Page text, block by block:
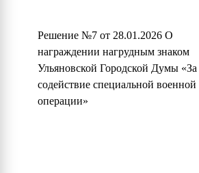
Решение №7 от 28.01.2026 О
награждении нагрудным знаком
Ульяновской Городской Думы «За
содействие специальной военной
операции»